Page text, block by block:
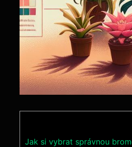
Jak si vybrat správnou